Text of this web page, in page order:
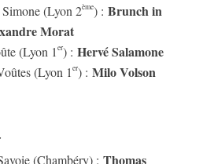
(Lyon 2ème) : Brunch in
Morat
(Lyon 1 er) : Hervé Salamone
(Lyon 1 er) : Milo Volson
(Chambéry) : Thomas